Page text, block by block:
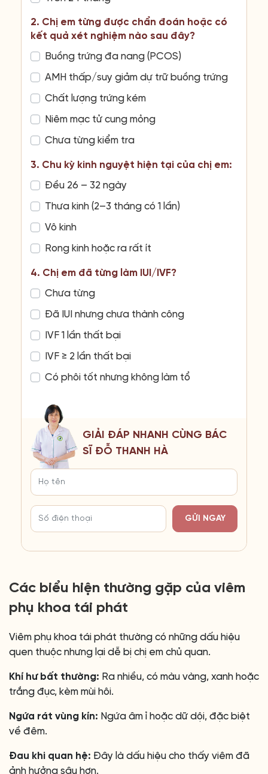
2. Chị em từng được chẩn đoán hoặc có
kết quả xét nghiệm nào sau đây?
Buồng trứng đa nang (PCOS)
AMH thấp/suy giảm dự trữ buồng trứng
Chất lượng trứng kém
Niêm mạc tử cung mỏng
Chưa từng kiểm tra
3. Chu kỳ kinh nguyệt hiện tại của chị em:
Đều 26 – 32 ngày
Thưa kinh (2–3 tháng có 1 lần)
Vô kinh
Rong kinh hoặc ra rất ít
4. Chị em đã từng làm IUI/IVF?
Chưa từng
Đã IUI nhưng chưa thành công
IVF 1 lần thất bại
IVF ≥ 2 lần thất bại
Có phôi tốt nhưng không làm tổ
GIẢI ĐÁP NHANH CÙNG BÁC
SĨ ĐỖ THANH HÀ
GỬI NGAY
Các biểu hiện thường gặp của viêm
phụ khoa tái phát
Viêm phụ khoa tái phát thường có những dấu hiệu
quen thuộc nhưng lại dễ bị chị em chủ quan.
Khí hư bất thường: Ra nhiều, có màu vàng, xanh hoặc
trắng đục, kèm mùi hôi.
Ngứa rát vùng kín: Ngứa âm ỉ hoặc dữ dội, đặc biệt
về đêm.
Đau khi quan hệ: Đây là dấu hiệu cho thấy viêm đã
ảnh hưởng sâu hơn.